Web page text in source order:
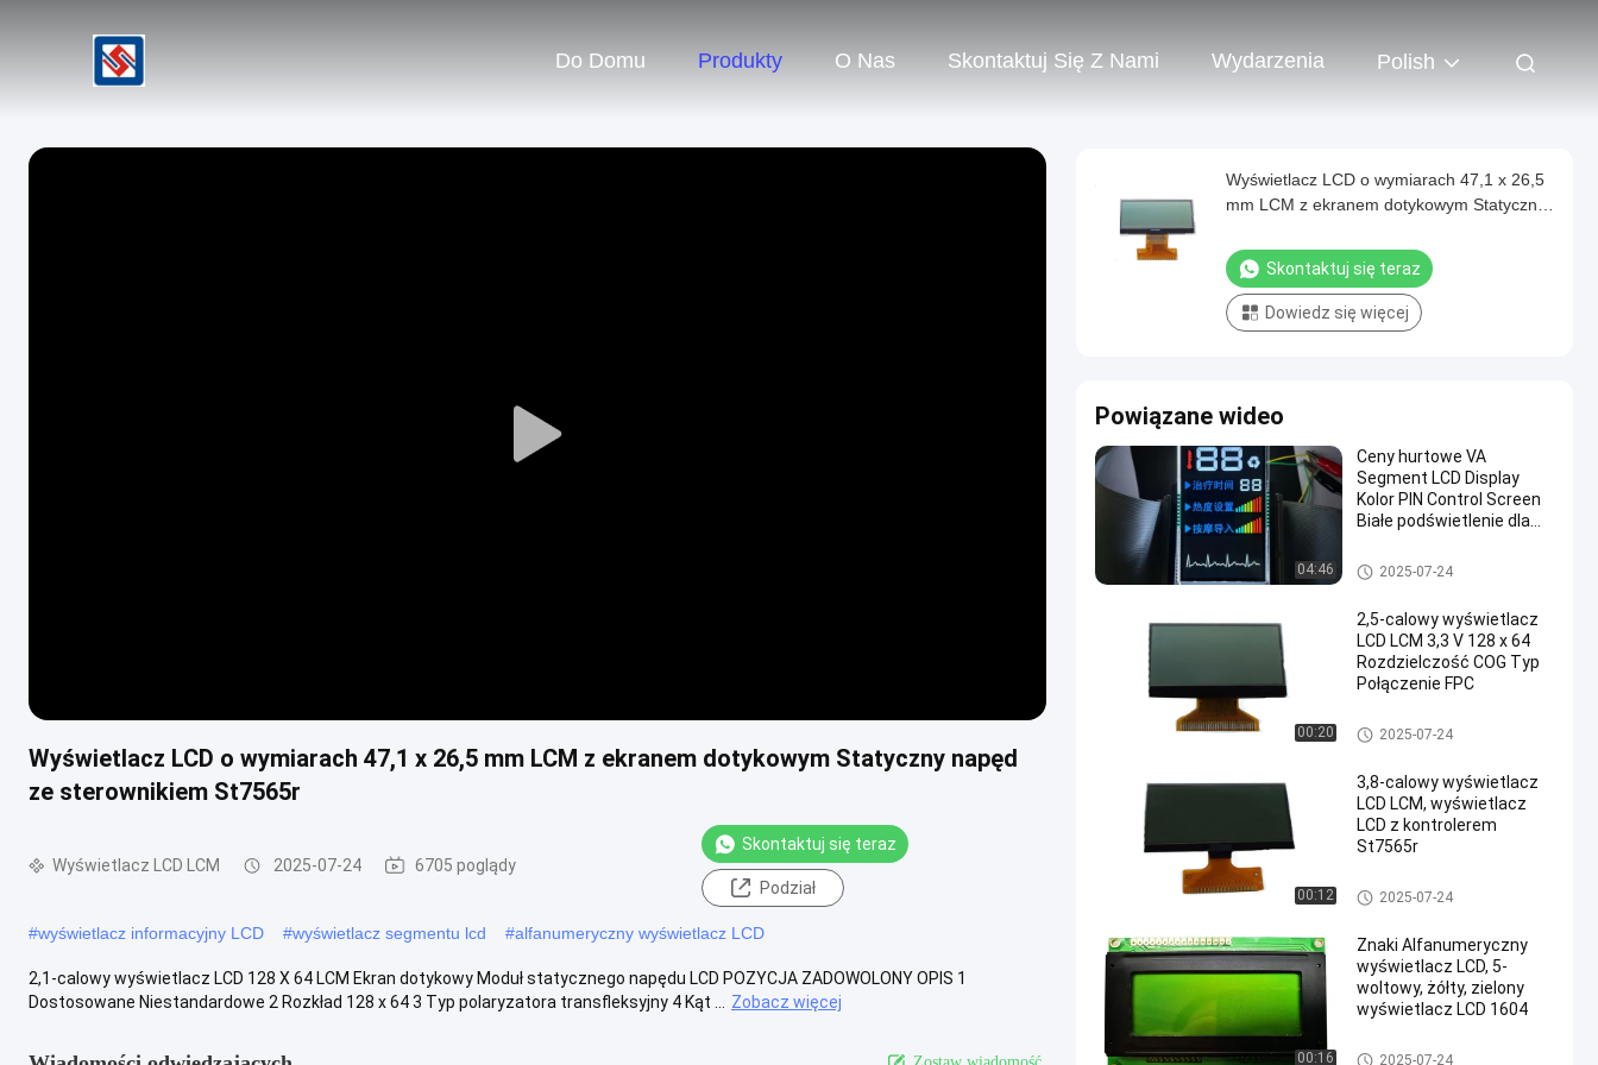
Do Domu Produkty O Nas Skontaktuj Się Z Nami Wydarzenia Polish
Play
Wyświetlacz LCD o wymiarach 47,1 x 26,5 mm LCM z ekranem dotykowym Statyczny napęd
ze sterownikiem St7565r
Wyświetlacz LCD LCM 2025-07-24 6705 poglądy
Skontaktuj się teraz
Podział
#wyświetlacz informacyjny LCD #wyświetlacz segmentu lcd #alfanumeryczny wyświetlacz LCD
2,1-calowy wyświetlacz LCD 128 X 64 LCM Ekran dotykowy Moduł statycznego napędu LCD POZYCJA ZADOWOLONY OPIS 1
Dostosowane Niestandardowe 2 Rozkład 128 x 64 3 Typ polaryzatora transfleksyjny 4 Kąt ...
Zobacz więcej
Zostaw wiadomość.
Wyświetlacz LCD o wymiarach 47,1 x 26,5
mm LCM z ekranem dotykowym Statyczny
Skontaktuj się teraz
Dowiedz się więcej
Powiązane wideo
04:46
Ceny hurtowe VA
Segment LCD Display
Kolor PIN Control Screen
Białe podświetlenie dla
Wyświetlacz LCD VA
2025-07-24
00:20
2,5-calowy wyświetlacz
LCD LCM 3,3 V 128 x 64
Rozdzielczość COG Typ
Połączenie FPC
Wyświetlacz LCD LCM
2025-07-24
00:12
3,8-calowy wyświetlacz
LCD LCM, wyświetlacz
LCD z kontrolerem
St7565r
Wyświetlacz LCD LCM
2025-07-24
00:16
Znaki Alfanumeryczny
wyświetlacz LCD, 5-
woltowy, żółty, zielony
wyświetlacz LCD 1604
Wyświetlacz LCD LCM
2025-07-24